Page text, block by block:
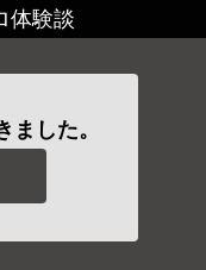
体験談
した。